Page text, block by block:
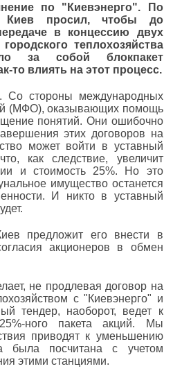
по "Киевэнерго". По
Киев просил, чтобы до
в концессию двух
теплохозяйства
за собой блокпакет
то влиять на этот процесс.
Со стороны международных
(МФО), оказывающих помощь
понятий. Они ошибочно
этих договоров на
может войти в уставный
как следствие, увеличит
и стоимость 25%. Но это
имущество останется
И никто в уставный
предложит его внести в
акционеров в обмен
не продлевая договор на
с "Киевэнерго" и
тендер, наоборот, ведет к
ного пакета акций. Мы
приводят к уменьшению
была посчитана с учетом
этими станциями.